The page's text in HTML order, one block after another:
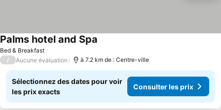
Bed & Breakfast
Palms hotel and Spa
/ Aucune évaluation à 7.2 km de : Centre-ville
Sélectionnez des dates pour voir
les prix exacts
Consulter les prix